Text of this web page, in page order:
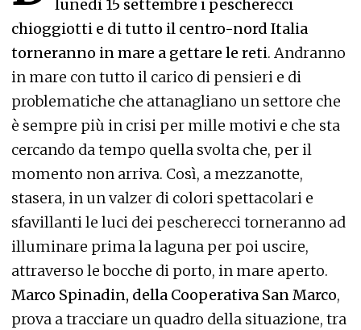
lunedì 15 settembre i pescherecci
chioggiotti e di tutto il centro-nord Italia
torneranno in mare a gettare le reti. Andranno
in mare con tutto il carico di pensieri e di
problematiche che attanagliano un settore che
è sempre più in crisi per mille motivi e che sta
cercando da tempo quella svolta che, per il
momento non arriva. Così, a mezzanotte,
stasera, in un valzer di colori spettacolari e
sfavillanti le luci dei pescherecci torneranno ad
illuminare prima la laguna per poi uscire,
attraverso le bocche di porto, in mare aperto.
Marco Spinadin, della Cooperativa San Marco,
prova a tracciare un quadro della situazione, tra